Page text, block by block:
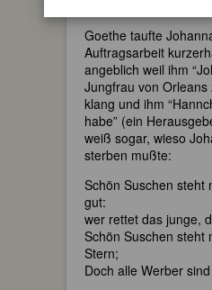
Goethe taufte
Auftragsarbeit
angeblich weil ihm
Jungfrau von Orleans
klang und ihm
habe” (ein
weiß sogar, wieso
sterben mußte:
Schön Suschen steht
gut:
wer rettet das junge,
Schön Suschen steht
Stern;
Doch alle Werber